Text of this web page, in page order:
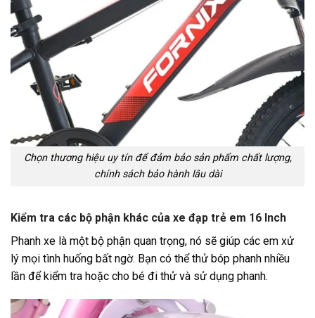
Chọn thương hiệu uy tín để đảm bảo sản phẩm chất lượng,
chính sách bảo hành lâu dài
Kiểm tra các bộ phận khác của xe đạp trẻ em 16 Inch
Phanh xe là một bộ phận quan trọng, nó sẽ giúp các em xử
lý mọi tình huống bất ngờ. Bạn có thể thử bóp phanh nhiều
lần để kiểm tra hoặc cho bé đi thử và sử dụng phanh.